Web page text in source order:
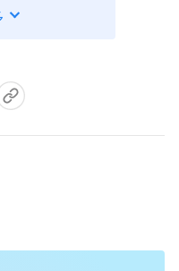
不堪入耳，人都是懦
意作衬托物呢？》
的人吗？看见救恩却
神没有一点难处，没